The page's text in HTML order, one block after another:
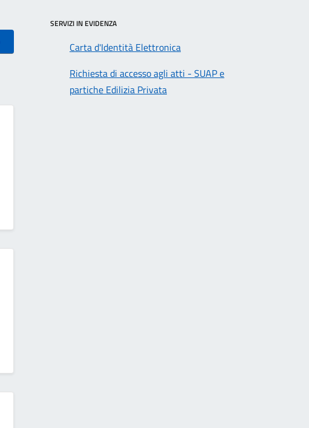
SERVIZI IN EVIDENZA
Carta d'Identità Elettronica
Richiesta di accesso agli atti - SUAP e
partiche Edilizia Privata